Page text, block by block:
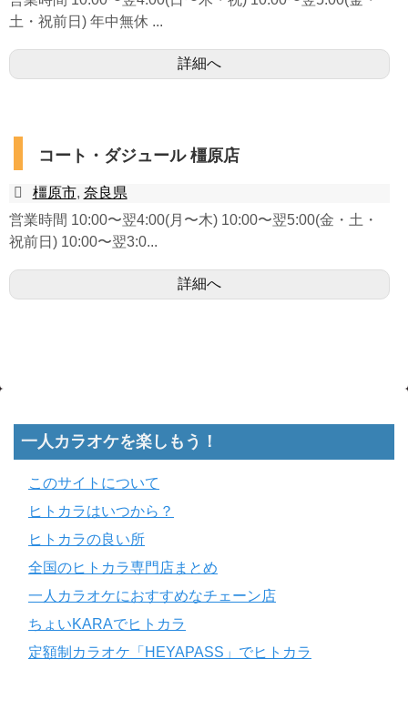
土・祝前日) 年中無休 ...
詳細へ
コート・ダジュール 橿原店
橿原市, 奈良県
営業時間 10:00〜翌4:00(月〜木) 10:00〜翌5:00(金・土・
祝前日) 10:00〜翌3:0...
詳細へ
一人カラオケを楽しもう！
このサイトについて
ヒトカラはいつから？
ヒトカラの良い所
全国のヒトカラ専門店まとめ
一人カラオケにおすすめなチェーン店
ちょいKARAでヒトカラ
定額制カラオケ「HEYAPASS」でヒトカラ